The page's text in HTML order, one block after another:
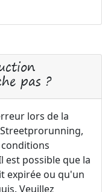
pas ?
lors de la
est possible que la
expirée ou qu'un
Veuillez